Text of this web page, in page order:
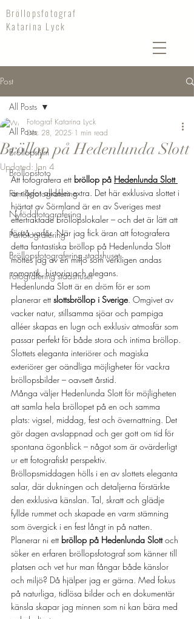
Bröllopsfotograf
Katarina Lyck
Post
All Posts
Bröllopsfilm
Bröllopsfoto
Familjefotografering
Nyföddfotografering
Parfotografering
Bröllopsfotografering stadshuset
Fotografering stadshuset
All Posts
Bröllop på Hedenlunda Slott
Fotograf Katarina Lyck
Dec 28, 2025 1 min read
Updated: Jan 4
Att fotografera ett bröllop på Hedenlunda Slott
är något alldeles extra. Det här exklusiva slottet i
hjärtat av Sörmland är en av Sveriges mest
eftertraktade bröllopslokaler – och det är lätt att
förstå varför. När jag fick äran att fotografera
detta fantastiska bröllop på Hedenlunda Slott
möttes jag av en miljö som verkligen andas
romantik, historia och elegans.
Hedenlunda Slott är en dröm för er som
planerar ett slottsbröllop i Sverige. Omgivet av
vacker natur, stillsamma sjöar och pampiga
alléer skapas en lugn och exklusiv atmosfär som
passar perfekt för både stora och intima bröllop.
Slottets eleganta interiörer och magiska
exteriörer ger oändliga möjligheter för vackra
bröllopsbilder – oavsett årstid.
Många väljer Hedenlunda Slott för möjligheten
att samla hela bröllopet på en och samma
plats: vigsel, middag, fest och övernattning. Det
gör dagen avslappnad och ger gott om tid för
spontana ögonblick – något som är ovärderligt
ur ett fotografiskt perspektiv.
Bröllopsmiddagen hölls i en av slottets eleganta
salar, där dukningen och detaljerna förstärkte
den exklusiva känslan. Tal, skratt och glädje
fyllde rummet och skapade en varm stämning
som övergick i en fest långt in på natten.
Planerar ni ett bröllop på Hedenlunda Slott och
söker en erfaren bröllopsfotograf som känner till
platsen och vet hur man fångar både känslor
och miljö? Då hjälper jag er gärna. Med fokus
på naturliga, tidlösa bilder och en dokumentär
känsla skapar jag minnen som ni kan bära med